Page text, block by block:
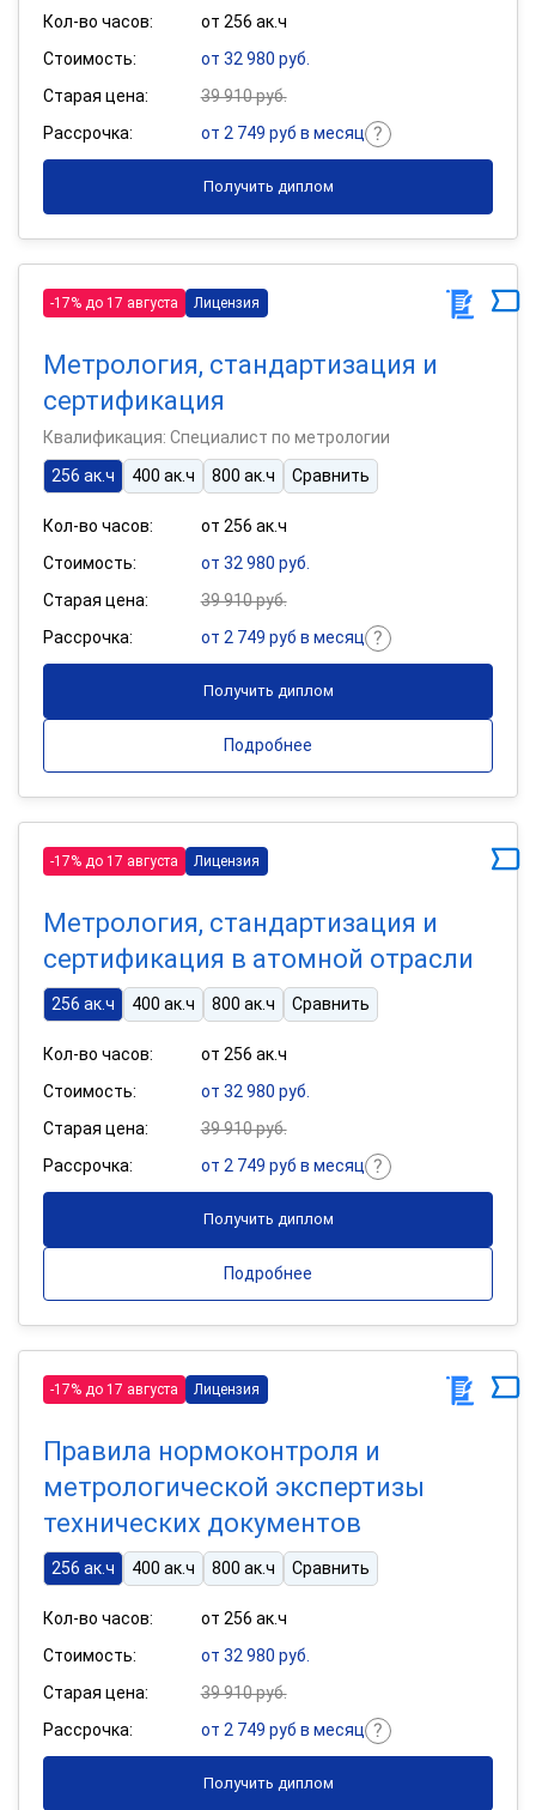
Кол-во часов:
от 256 ак.ч
Стоимость:
от 32 980 руб.
Старая цена:
39 910 руб.
Рассрочка:
от 2 749 руб в месяц
Получить диплом
-17% до 17 августа Лицензия
Метрология, стандартизация и
сертификация
Квалификация: Специалист по метрологии
256 ак.ч
400 ак.ч 800 ак.ч Сравнить
Кол-во часов:
от 256 ак.ч
Стоимость:
от 32 980 руб.
Старая цена:
39 910 руб.
Рассрочка:
от 2 749 руб в месяц
Получить диплом
Подробнее
-17% до 17 августа Лицензия
Метрология, стандартизация и
сертификация в атомной отрасли
256 ак.ч 400 ак.ч 800 ак.ч Сравнить
Кол-во часов:
от 256 ак.ч
Стоимость:
от 32 980 руб.
Старая цена:
39 910 руб.
Рассрочка:
от 2 749 руб в месяц
Получить диплом
Подробнее
-17% до 17 августа Лицензия
Правила нормоконтроля и
метрологической экспертизы
технических документов
256 ак.ч 400 ак.ч 800 ак.ч Сравнить
Кол-во часов:
от 256 ак.ч
Стоимость:
от 32 980 руб.
Старая цена:
39 910 руб.
Рассрочка:
от 2 749 руб в месяц
Получить диплом